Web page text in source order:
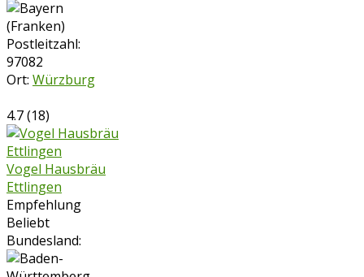
Postleitzahl:
97082
Ort: Würzburg
4.7(18)
Vogel Hausbräu
Ettlingen
Empfehlung
Beliebt
Bundesland: